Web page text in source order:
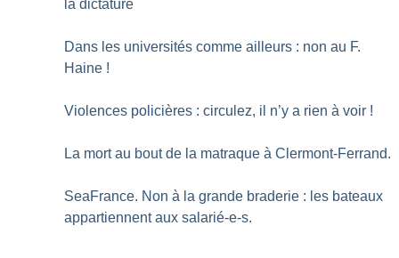
la dictature
Dans les universités comme ailleurs : non au F.
Haine !
Violences policières : circulez, il n’y a rien à voir !
La mort au bout de la matraque à Clermont-Ferrand.
SeaFrance. Non à la grande braderie : les bateaux
appartiennent aux salarié-e-s.